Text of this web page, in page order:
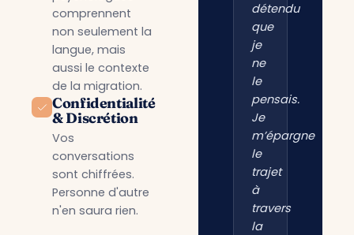
comprennent
non seulement la
langue, mais
aussi le contexte
de la migration.
Confidentialité
& Discrétion
Vos
conversations
sont chiffrées.
Personne d'autre
n'en saura rien.
détendu
que
je
ne
le
pensais.
Je
m’épargne
le
trajet
à
travers
la